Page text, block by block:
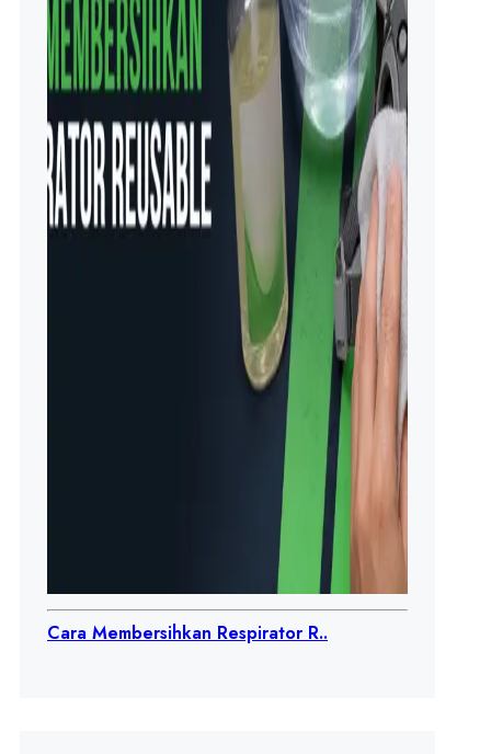
Cara Membersihkan Respirator R..